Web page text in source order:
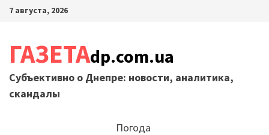
Перейти
7 августа, 2026
ГАЗЕТАdp.com.ua
Субъективно о Днепре: новости, аналитика,
скандалы
Погода